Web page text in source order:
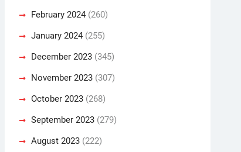
February 2024 (260)
January 2024 (255)
December 2023 (345)
November 2023 (307)
October 2023 (268)
September 2023 (279)
August 2023 (222)